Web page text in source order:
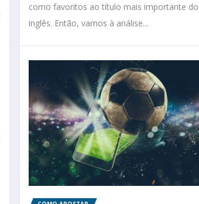
como favoritos ao título mais importante
inglês. Então, vamos à análise...